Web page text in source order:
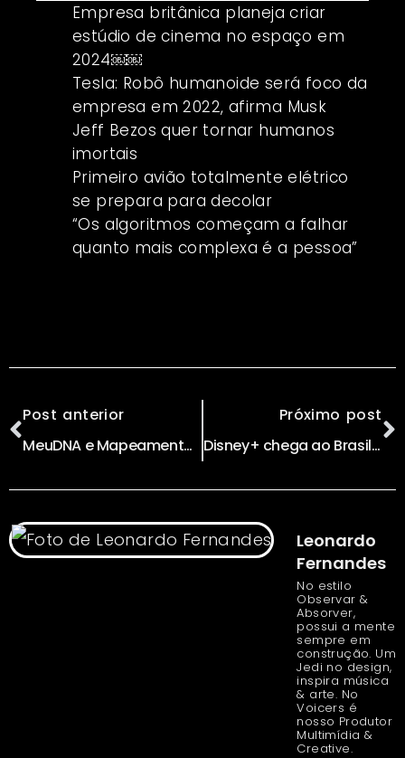
Empresa britânica planeja criar
estúdio de cinema no espaço em
2024￼￼
Tesla: Robô humanoide será foco da
empresa em 2022, afirma Musk
Jeff Bezos quer tornar humanos
imortais
Primeiro avião totalmente elétrico
se prepara para decolar
“Os algoritmos começam a falhar
quanto mais complexa é a pessoa”
Post anterior
MeuDNA e Mapeamento Genético | Sol conVida Cesário Martins, diretor da meuDNA
Próximo post
Disney+ chega ao Brasil com avisos de racismo antes de desenhos
Leonardo
Fernandes
No estilo
Observar &
Absorver,
possui a mente
sempre em
construção. Um
Jedi no design,
inspira música
& arte. No
Voicers é
nosso Produtor
Multimídia &
Creative.